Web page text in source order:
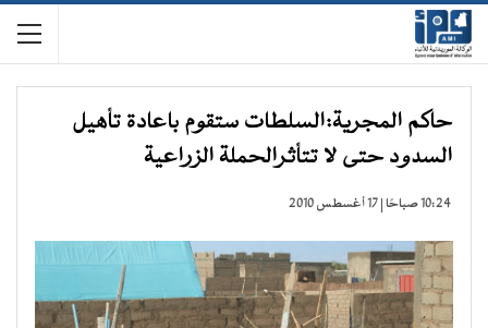
حاكم المجرية:السلطات ستقوم باعادة تأهيل
السدود حتى لا تتأثرالحملة الزراعية
10:24 صباحًا | 17 أغسطس 2010